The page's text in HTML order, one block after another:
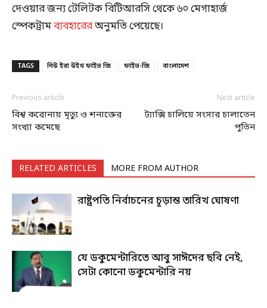
দেওয়ার জন্য টেলিটক বিটিআরসি থেকে ৬০ মেগাহার্জ
স্পেকট্রামব্যবহারেরঅনুমতি পেয়েছে।
TAGS নিউ ইরা উইথ ফাইভ জি ফাইভ-জি বাংলাদেশ
Previous article
বিশ্ব করোনায় মৃত্যু ও শনাক্তের
সংখ্যা কমেছে
Next article
ট্যাক্সি চালিয়ে সংসার চালাতেন
পুতিন
RELATED ARTICLES MORE FROM AUTHOR
রাষ্ট্রপতি নির্বাচনের চূড়ান্ত তারিখ ঘোষণা
যে ডকুমেন্টারিতে আবু সাঈদের ছবি নেই,
সেটা কোনো ডকুমেন্টারি নয়